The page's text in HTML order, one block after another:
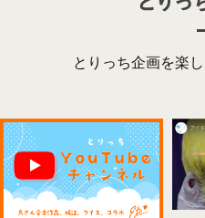
とりっち企画を楽